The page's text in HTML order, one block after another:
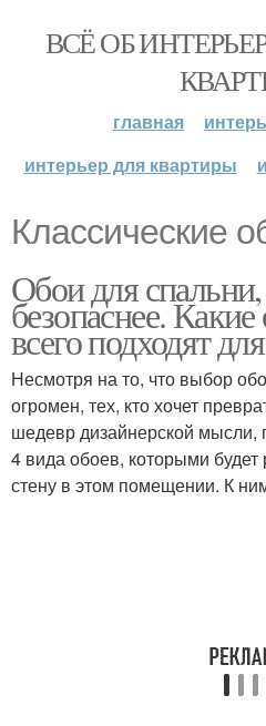
ВСЁ ОБ
главная
интерьер для квартиры
Классические
Обои для
безопаснее.
всего подходят
Несмотря на то, что выбор
огромен, тех, кто хочет
шедевр дизайнерской мысли,
4 вида обоев, которыми будет
стену в этом помещении. К